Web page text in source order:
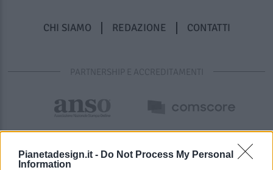
Pianetadesign.it - Do Not Process My Personal
Information
CHI SIAMO REDAZIONE CONTATTI
PARTNERSHIP E ACCREDITAMENTI